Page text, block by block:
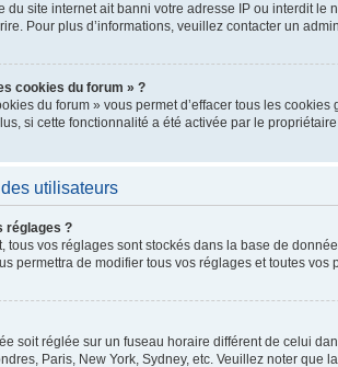
du site internet ait banni votre adresse IP ou interdit
Pour plus d’informations, veuillez contacter un
cookies du forum » ?
du forum » vous permet d’effacer tous les
si cette fonctionnalité a été activée par le
utilisateurs
réglages ?
tous vos réglages sont stockés dans la base de
permettra de modifier tous vos réglages et toutes vos
soit réglée sur un fuseau horaire différent de celui
Paris, New York, Sydney, etc. Veuillez noter que